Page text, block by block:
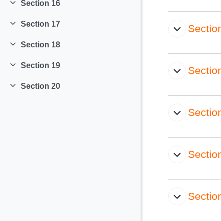
Replier
Section 16
Replier
Section 17
Replier
Section 18
Replier
Section 19
Replier
Section 20